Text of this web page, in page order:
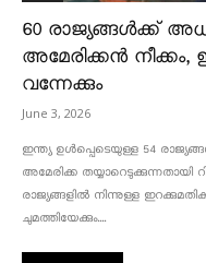
60 രാജ്യങ്ങൾക്ക്
അമേരിക്കൻ നീക്കം,
വന്നേക്കും
June 3, 2026
ഇന്ത്യ ഉൾപ്പെടെയുള്ള 54
അമേരിക്ക തയ്യാറെടുക്കുന്നതായി
രാജ്യങ്ങളിൽ നിന്നുള്ള
ചുമത്തിയേക്കും....